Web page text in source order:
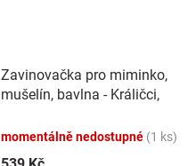
Zavinovačka pro miminko,
mušelín, bavlna - Králičci,
momentálně nedostupné (1 ks)